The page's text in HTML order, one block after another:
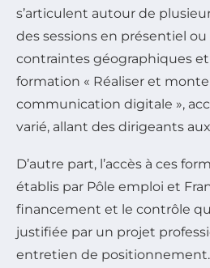
s’articulent autour de
des sessions en présentiel
contraintes géographiques
formation « Réaliser et
communication digitale »,
varié, allant des dirigeants
D’autre part, l’accès à ces
établis par Pôle emploi et
financement et le contrôle
justifiée par un projet
entretien de positionnement.